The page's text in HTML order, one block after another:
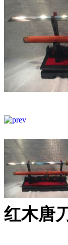
红木唐